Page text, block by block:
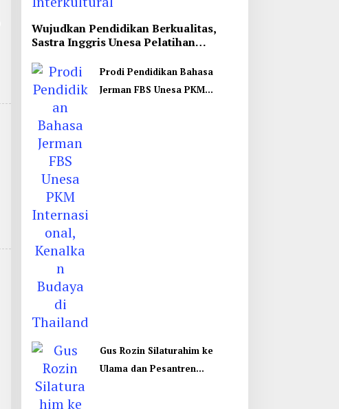
Wujudkan Pendidikan Berkualitas,
Sastra Inggris Unesa Pelatihan
Prodi Pendidikan Bahasa
Jerman FBS Unesa PKM
Gus Rozin Silaturahim ke
Ulama dan Pesantren